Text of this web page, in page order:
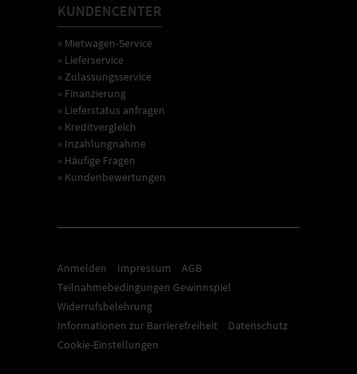
KUNDENCENTER
» Mietwagen-Service
» Lieferservice
» Zulassungsservice
» Finanzierung
» Lieferstatus anfragen
» Kreditvergleich
» Inzahlungnahme
» Häufige Fragen
» Kundenbewertungen
Anmelden Impressum
AGB
Teilnahmebedingungen Gewinnspiel
Widerrufsbelehrung
Informationen zur Barrierefreiheit
Datenschutz
Cookie-Einstellungen